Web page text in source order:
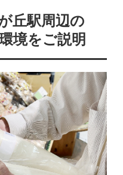
丘駅周辺の
境をご説明